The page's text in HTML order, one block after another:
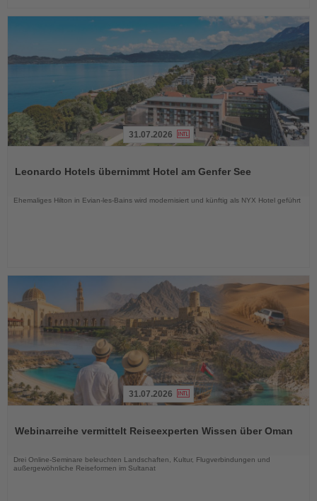
die
31.07.2026
Leonardo Hotels übernimmt Hotel am Genfer See
Ehemaliges Hilton in Evian-les-Bains wird modernisiert und künftig als NYX Hotel geführt
die
31.07.2026
Webinarreihe vermittelt Reiseexperten Wissen über Oman
Drei Online-Seminare beleuchten Landschaften, Kultur, Flugverbindungen und
außergewöhnliche Reiseformen im Sultanat